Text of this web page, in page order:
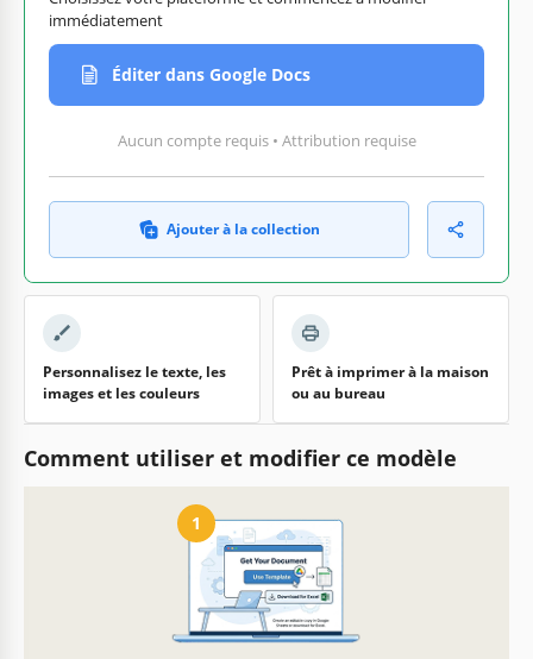
immédiatement
Éditer dans Google Docs
Aucun compte requis • Attribution requise
Ajouter à la collection
Personnalisez le texte, les
images et les couleurs
Prêt à imprimer à la maison
ou au bureau
Comment utiliser et modifier ce modèle
1